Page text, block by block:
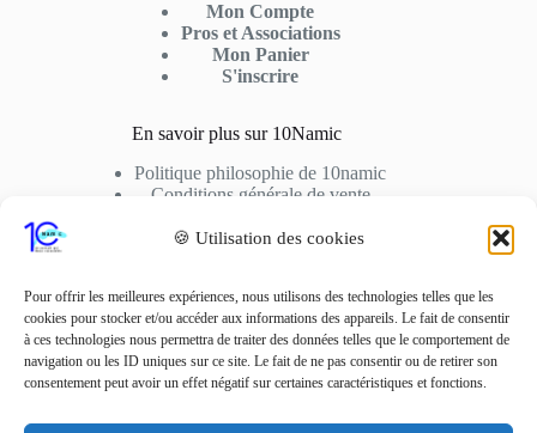
🍪 Utilisation des cookies
Pour offrir les meilleures expériences, nous utilisons des technologies telles que les
cookies pour stocker et/ou accéder aux informations des appareils. Le fait de consentir
à ces technologies nous permettra de traiter des données telles que le comportement de
navigation ou les ID uniques sur ce site. Le fait de ne pas consentir ou de retirer son
consentement peut avoir un effet négatif sur certaines caractéristiques et fonctions.
Mon Compte
Pros et Associations
Mon Panier
S'inscrire
En savoir plus sur 10Namic
Politique philosophie de 10namic
Conditions générale de vente
Cookies
Nous Contactez
Adresse: 10fusio – 74500 PUBLIER
Contact: +33 6 01 62 51 02
contact10fusio@gmail.com